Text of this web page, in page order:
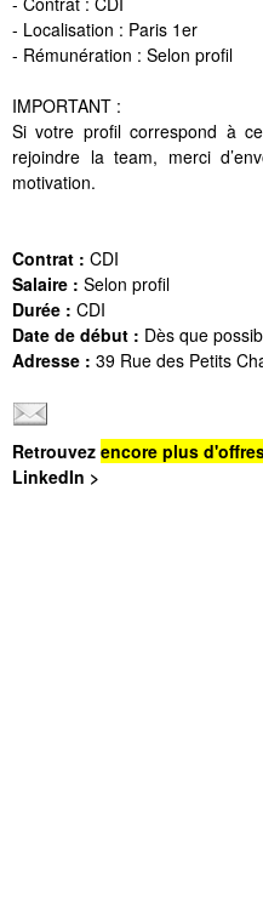
- Localisation : Paris 1er
- Rémunération : Selon profil
IMPORTANT :
Si votre profil correspond à
rejoindre la team, merci
motivation.
Contrat : CDI
Salaire : Selon profil
Durée : CDI
Date de début : Dès que
Adresse : 39 Rue des Petits
Retrouvez encore plus
LinkedIn >